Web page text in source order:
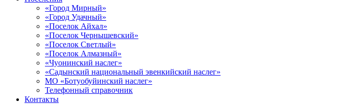
«Город Мирный»
«Город Удачный»
«Поселок Айхал»
«Поселок Чернышевский»
«Поселок Светлый»
«Поселок Алмазный»
«Чуонинский наслег»
«Садынский национальный эвенкийский наслег»
МО «Ботуобуйинский наслег»
Телефонный справочник
Контакты